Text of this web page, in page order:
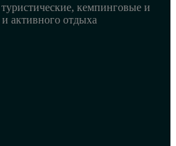
кемпинговые и
активного отдыха